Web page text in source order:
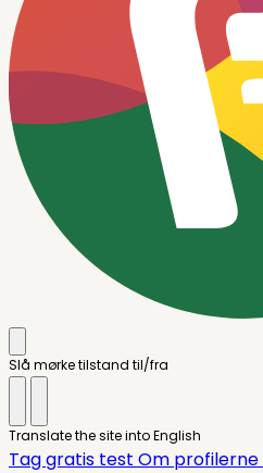
Slå mørke tilstand til/fra
Translate the site into English
Tag gratis test Om profilerne